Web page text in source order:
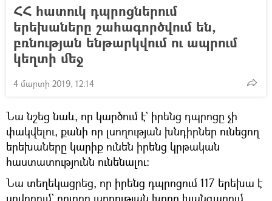
ՀՀ հատուկ դպրոցներում
երեխաները շահագործվում են,
բռնության ենթարկվում ու ապրում
կեղտի մեջ
4 մարտի 2019, 12:14
Նա նշեց նաև, որ կարծում է` իրենց դպրոցը չի
փակվելու, քանի որ լսողության խնդիրներ ունեցող
երեխաները կարիք ունեն իրենց կրթական
հաստատությունն ունենալու։
Նա տեղեկացրեց, որ իրենց դպրոցում 117 երեխա է
սովորում` բոլորը լսողության խորը խանգարում